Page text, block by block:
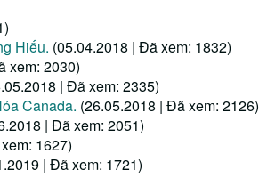
Hiếu. (05.04.2018 | Đã xem: 1832)
xem: 2030)
| Đã xem: 2335)
Canada. (26.05.2018 | Đã xem: 2126)
| Đã xem: 2051)
1627)
| Đã xem: 1721)